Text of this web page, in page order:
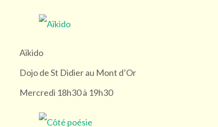
Aïkido
Dojo de St Didier au Mont d’Or
Mercredi 18h30 à 19h30